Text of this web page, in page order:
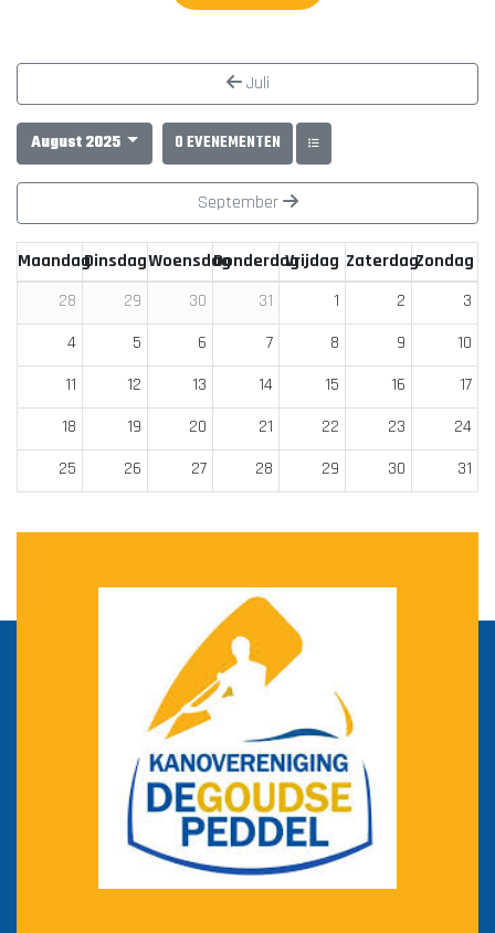
Juli
August 2025 0 EVENEMENTEN
September
MaandagDinsdagWoensdagDonderdagVrijdag ZaterdagZondag
28 29 30 31 1 2
3
4
5 6 7 8 9
10
11
12 13 14 15 16
17
18
19 20 21 22 23
24
25
26 27 28 29 30 31